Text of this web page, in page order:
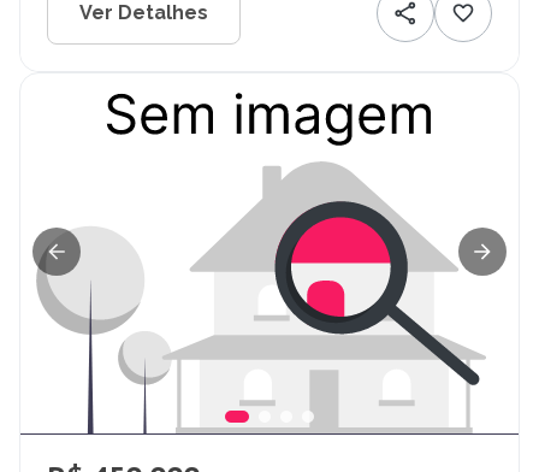
Ver Detalhes